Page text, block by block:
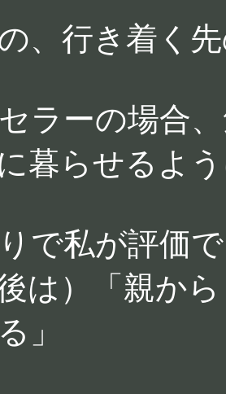
、行き着く
ラーの場合
暮らせるよ
で私が評価
後は）「親か
」